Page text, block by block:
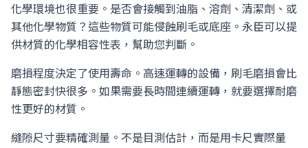
化學環境也很重要。是否會接觸到油脂、溶劑、清潔劑、或
其他化學物質？這些物質可能侵蝕刷毛或底座。永臣可以提
供材質的化學相容性表，幫助您判斷。
磨損程度決定了使用壽命。高速運轉的設備，刷毛磨損會比
靜態密封快很多。如果需要長時間連續運轉，就要選擇耐磨
性更好的材質。
縫隙尺寸要精確測量。不是目測估計，而是用卡尺實際量